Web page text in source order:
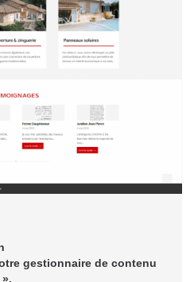
gestionnaire de contenu